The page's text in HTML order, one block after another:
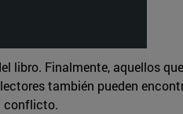
libro. Finalmente, aquellos
también pueden
conflicto.